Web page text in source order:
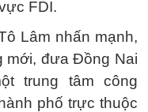
FDI.
Lâm nhấn mạnh,
mới, đưa Đồng Nai
trung tâm công
phố trực thuộc